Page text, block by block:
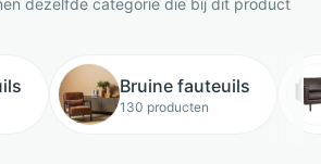
dezelfde categorie die bij dit product
Bruine fauteuils
130 producten